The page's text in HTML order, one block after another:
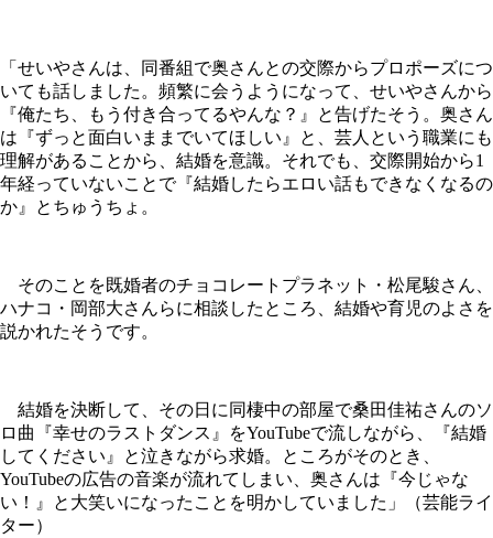
「せいやさんは、同番組で奥さんとの交際からプロポーズにつ
いても話しました。頻繁に会うようになって、せいやさんから
『俺たち、もう付き合ってるやんな？』と告げたそう。奥さん
は『ずっと面白いままでいてほしい』と、芸人という職業にも
理解があることから、結婚を意識。それでも、交際開始から1
年経っていないことで『結婚したらエロい話もできなくなるの
か』とちゅうちょ。
そのことを既婚者のチョコレートプラネット・松尾駿さん、
ハナコ・岡部大さんらに相談したところ、結婚や育児のよさを
説かれたそうです。
結婚を決断して、その日に同棲中の部屋で桑田佳祐さんのソ
ロ曲『幸せのラストダンス』をYouTubeで流しながら、『結婚
してください』と泣きながら求婚。ところがそのとき、
YouTubeの広告の音楽が流れてしまい、奥さんは『今じゃな
い！』と大笑いになったことを明かしていました」（芸能ライ
ター）